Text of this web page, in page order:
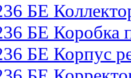
БЕ
БЕ Коробка
БЕ Корпус